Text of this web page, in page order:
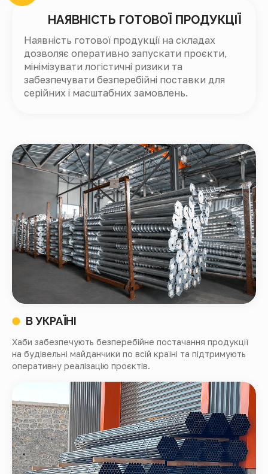
НАЯВНІСТЬ ГОТОВОЇ ПРОДУКЦІЇ
Наявність готової продукції на складах
дозволяє оперативно запускати проєкти,
мінімізувати логістичні ризики та
забезпечувати безперебійні поставки для
серійних і масштабних замовлень.
В УКРАЇНІ
Хаби забезпечують безперебійне постачання продукції
на будівельні майданчики по всій країні та підтримують
оперативну реалізацію проєктів.